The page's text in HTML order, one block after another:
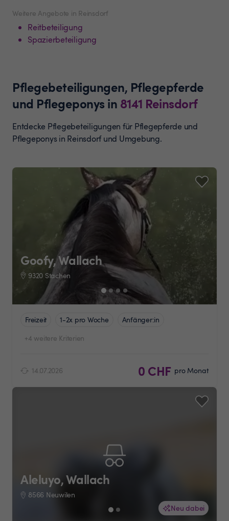
Weitere Angebote in Reinsdorf
Reitbeteiligung
Spazierbeteiligung
Pflegebeteiligungen, Pflegepferde
und Pflegeponys in 8141 Reinsdorf
Entdecke Pflegebeteiligungen für Pflegepferde und
Pflegeponys in Reinsdorf und Umgebung.
Goofy, Wallach
9320 Stachen
Freizeit 1-2x pro Woche
Anfänger:in
+4 weitere Kriterien
14.07.2026 0 CHF pro Monat
Neu dabei
Aleluyo, Wallach
8566 Neuwilen